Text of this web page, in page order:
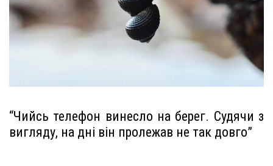
“Чийсь телефон винесло на берег. Судячи з
вигляду, на дні він пролежав не так довго”